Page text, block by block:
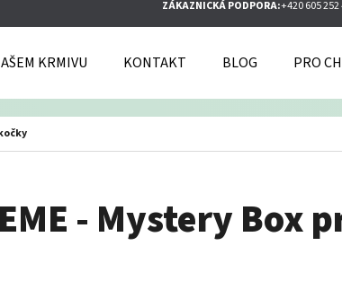
ZÁKAZNICKÁ PODPORA:+420 605 252
KRMIVU KONTAKT BLOG PRO
- Mystery Box
NAJÍT?